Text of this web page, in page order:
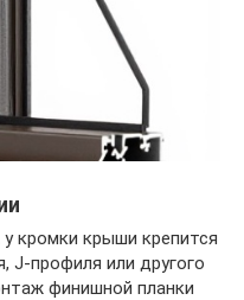
кромки крыши крепится
профиля или другого
финишной планки